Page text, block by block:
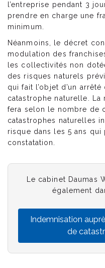
l’entreprise pendant 3
prendre en charge une
minimum.
Néanmoins, le décret
modulation des
les collectivités non
des risques naturels
qui fait l’objet d’un arrêté
catastrophe naturelle.
fera selon le nombre de
catastrophes naturelles
risque dans les 5 ans
constatation.
Le cabinet Daumas
également
Indemnisation
de